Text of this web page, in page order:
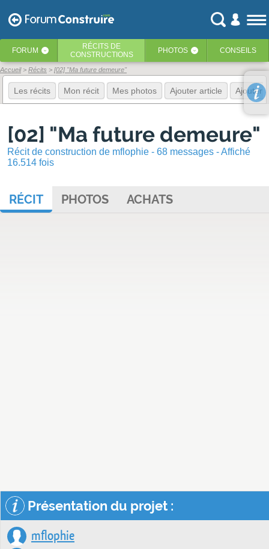
FORUM ‹ RÉCITS DE
CONSTRUCTIONS
PHOTOS ‹ CONSEILS
Accueil Récits [02] "Ma future demeure"
Les récits Mon récit Mes photos Ajouter article Ajouter
[02] "Ma future demeure"
Récit de construction de mflophie - 68 messages - Affiché
16.514 fois
RÉCIT PHOTOS ACHATS
Présentation du projet :
mflophie